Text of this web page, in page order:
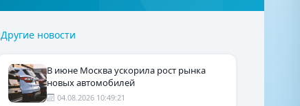
Другие новости
В июне Москва ускорила рост рынка
новых автомобилей
04.08.2026 10:49:21